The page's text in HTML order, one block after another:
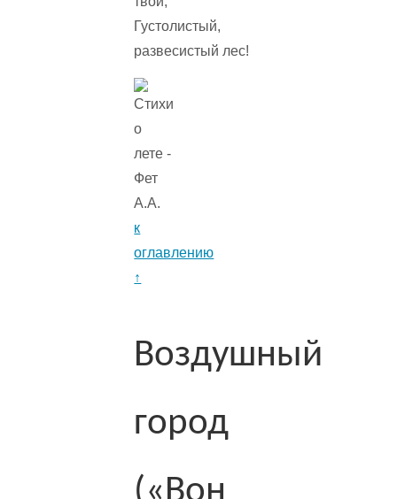
Густолистый,
развесистый лес!
к
оглавлению
↑
Воздушный
город